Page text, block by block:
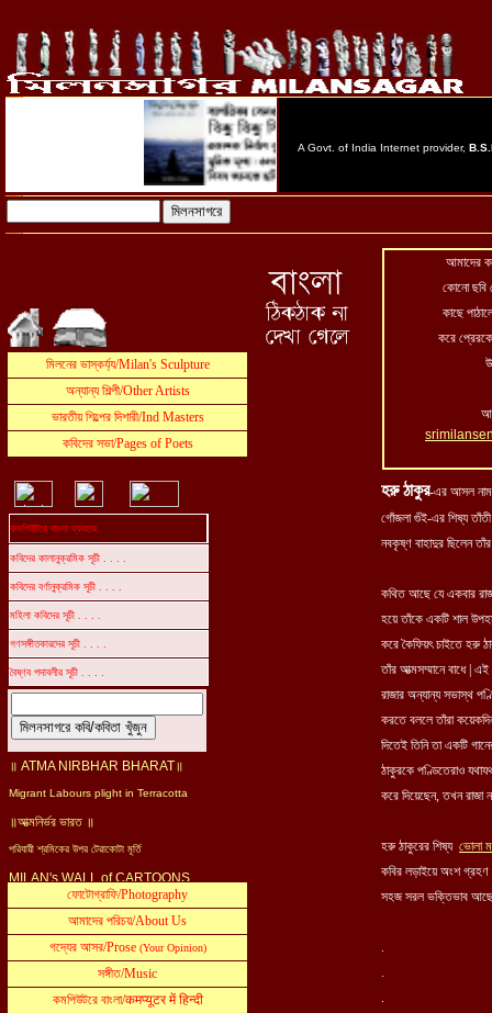
হরু ঠাকুর-এর আসল নাম
গোঁজলা গুঁই-এর শিষ্য তাঁতী
নবকৃষ্ণ বাহাদুর ছিলেন
কথিত আছে যে একবার
হয়ে তাঁকে একটি শাল
করে কৈফিয়ৎ চাইতে হরু
তাঁর আত্মসম্মানে বাধে |
রাজার অন্যান্য সভাস্থ
করতে বললে তাঁরা
দিতেই তিনি তা একটি
ঠাকুরকে পণ্ডিতেরাও
করে দিয়েছেন, তখন রাজা
হরু ঠাকুরের শিষ্য ভোলা
কবির লড়াইয়ে অংশ গ্রহণ
সহজ সরল ভক্তিভাব
. ---
আমাদের
কোনো ছবি
কাছে
করে